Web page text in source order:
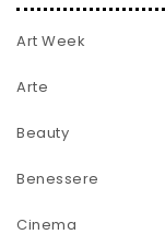
Art Week
Arte
Beauty
Benessere
Cinema